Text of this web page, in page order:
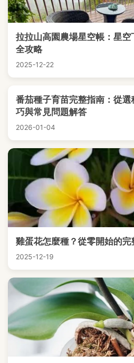
拉拉山高園農場星空帳：星
全攻略
2025-12-22
番茄種子育苗完整指南：從
巧與常見問題解答
2026-01-04
雞蛋花怎麼種？從零開始的
2025-12-19